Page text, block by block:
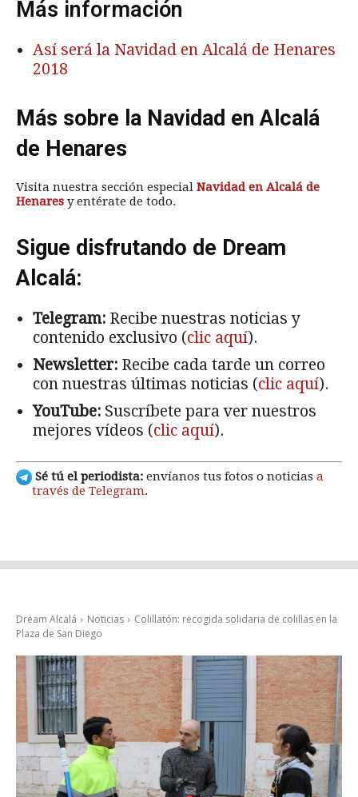
Más información
Así será la Navidad en Alcalá de Henares
2018
Más sobre la Navidad en Alcalá
de Henares
Visita nuestra sección especial Navidad en Alcalá de
Henares y entérate de todo.
Sigue disfrutando de Dream
Alcalá:
Telegram: Recibe nuestras noticias y
contenido exclusivo (clic aquí).
Newsletter: Recibe cada tarde un correo
con nuestras últimas noticias (clic aquí).
YouTube: Suscríbete para ver nuestros
mejores vídeos (clic aquí).
Sé tú el periodista: envíanos tus fotos o noticias a
través de Telegram.